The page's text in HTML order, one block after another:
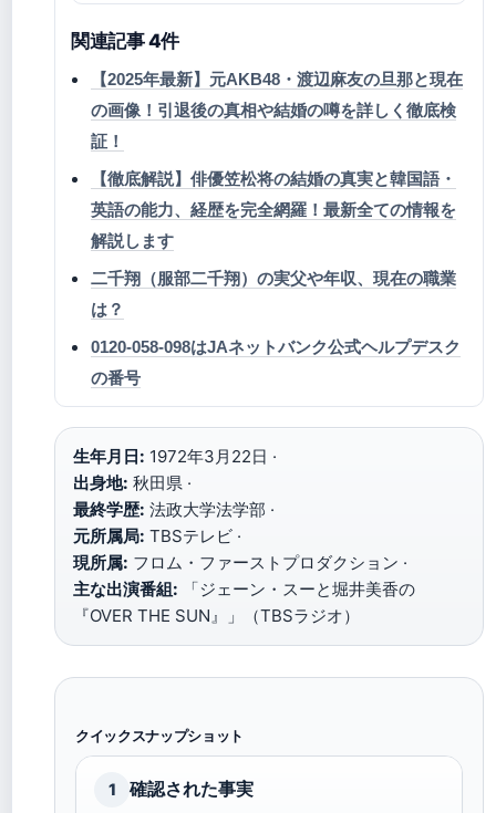
関連記事 4件
【2025年最新】元AKB48・渡辺麻友の旦那と現在
の画像！引退後の真相や結婚の噂を詳しく徹底検
証！
【徹底解説】俳優笠松将の結婚の真実と韓国語・
英語の能力、経歴を完全網羅！最新全ての情報を
解説します
二千翔（服部二千翔）の実父や年収、現在の職業
は？
0120-058-098はJAネットバンク公式ヘルプデスク
の番号
生年月日: 1972年3月22日 ·
出身地: 秋田県 ·
最終学歴: 法政大学法学部 ·
元所属局: TBSテレビ ·
現所属: フロム・ファーストプロダクション ·
主な出演番組: 「ジェーン・スーと堀井美香の
『OVER THE SUN』」（TBSラジオ）
クイックスナップショット
1 確認された事実